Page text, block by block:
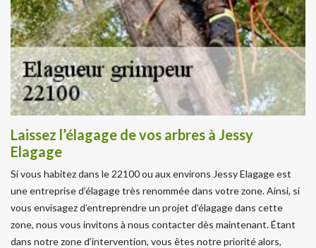
Laissez l’élagage de vos arbres à Jessy
Elagage
Si vous habitez dans le 22100 ou aux environs Jessy Elagage est
une entreprise d’élagage très renommée dans votre zone. Ainsi, si
vous envisagez d’entreprendre un projet d’élagage dans cette
zone, nous vous invitons à nous contacter dès maintenant. Étant
dans notre zone d’intervention, vous êtes notre priorité alors,